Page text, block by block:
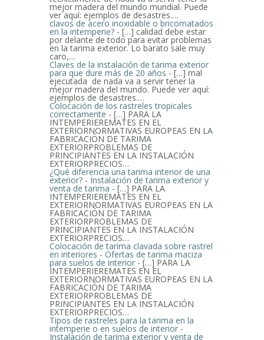
mejor madera del mundo mundial. Puede
ver aquí: ejemplos de desastres.…
clavos de acero inoxidable o bricomatados
en la intemperie? - […] calidad debe estar
por delante de todo para evitar problemas
en la tarima exterior. Lo barato sale muy
caro,…
Claves de la instalación de tarima exterior
para que dure más de 20 años - […] mal
ejecutada de nada va a servir tener la
mejor madera del mundo. Puede ver aquí:
ejemplos de desastres.…
Colocación de los rastreles tropicales
correctamente - […] PARA LA
INTEMPERIEREMATES EN EL
EXTERIORNORMATIVAS EUROPEAS EN LA
FABRICACIÓN DE TARIMA
EXTERIORPROBLEMAS DE
PRINCIPIANTES EN LA INSTALACIÓN
EXTERIORPRECIOS…
¿Qué diferencia una tarima interior de una
exterior? - Instalación de tarima exterior y
venta de tarima - […] PARA LA
INTEMPERIEREMATES EN EL
EXTERIORNORMATIVAS EUROPEAS EN LA
FABRICACIÓN DE TARIMA
EXTERIORPROBLEMAS DE
PRINCIPIANTES EN LA INSTALACIÓN
EXTERIORPRECIOS…
Colocación de tarima clavada sobre rastrel
en interiores - Ofertas de tarima maciza
para suelos de interior - […] PARA LA
INTEMPERIEREMATES EN EL
EXTERIORNORMATIVAS EUROPEAS EN LA
FABRICACIÓN DE TARIMA
EXTERIORPROBLEMAS DE
PRINCIPIANTES EN LA INSTALACIÓN
EXTERIORPRECIOS…
Tipos de rastreles para la tarima en la
intemperie o en suelos de interior -
Instalación de tarima exterior y venta de